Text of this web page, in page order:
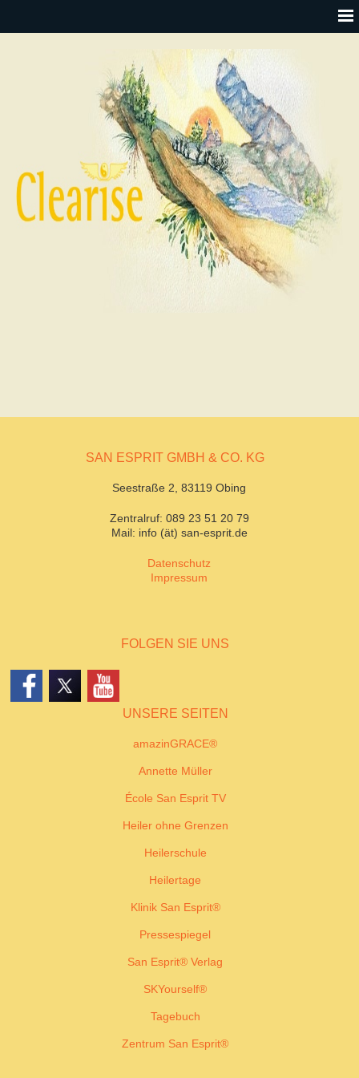
SAN ESPRIT GMBH & CO. KG
Seestraße 2, 83119 Obing
Zentralruf: 089 23 51 20 79
Mail: info (ät) san-esprit.de
Datenschutz
Impressum
FOLGEN SIE UNS
UNSERE SEITEN
amazinGRACE®
Annette Müller
École San Esprit TV
Heiler ohne Grenzen
Heilerschule
Heilertage
Klinik San Esprit®
Pressespiegel
San Esprit® Verlag
SKYourself®
Tagebuch
Zentrum San Esprit®